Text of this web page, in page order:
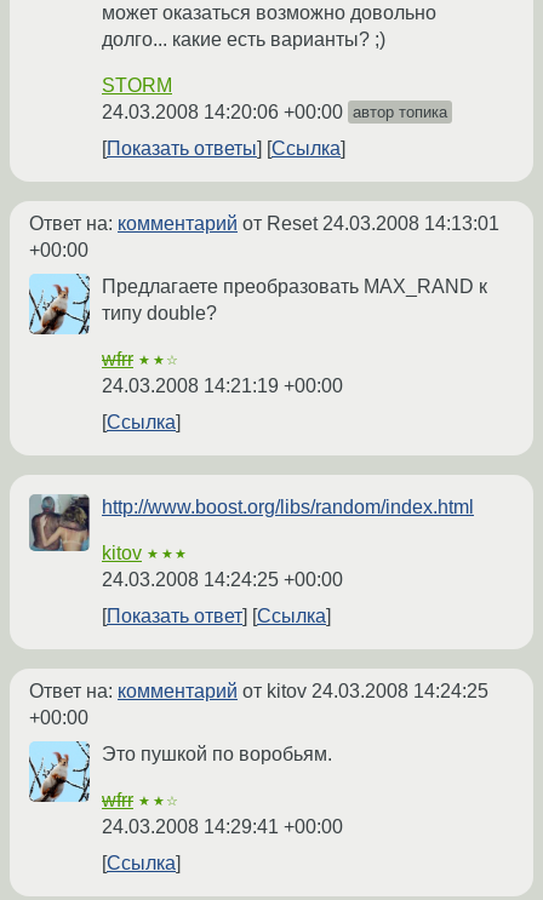
может оказаться возможно довольно
долго... какие есть варианты? ;)
STORM
24.03.2008 14:20:06 +00:00 автор топика
Показать ответы Ссылка
Ответ на: комментарий от Reset24.03.2008 14:13:01
+00:00
Предлагаете преобразовать MAX_RAND к
типу double?
wfrr ★★☆
24.03.2008 14:21:19 +00:00
Ссылка
http://www.boost.org/libs/random/index.html
kitov ★★★
24.03.2008 14:24:25 +00:00
Показать ответ
Ссылка
Ответ на: комментарий от kitov 24.03.2008 14:24:25
+00:00
Это пушкой по воробьям.
wfrr ★★☆
24.03.2008 14:29:41 +00:00
Ссылка